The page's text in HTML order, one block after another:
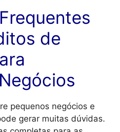
de
pequenos negócios e
gerar muitas dúvidas.